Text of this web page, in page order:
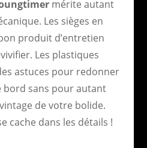
mérite autant
Les sièges en
produit d’entretien
Les plastiques
astuces pour redonner
bord sans pour autant
de votre bolide.
cache dans les détails !